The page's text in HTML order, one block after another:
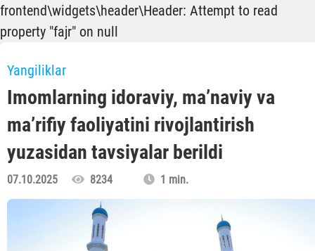
frontend\widgets\header\Header: Attempt to read
property "fajr" on null
Yangiliklar
Imomlarning idoraviy, ma’naviy va
ma’rifiy faoliyatini rivojlantirish
yuzasidan tavsiyalar berildi
07.10.2025 8234 1 min.